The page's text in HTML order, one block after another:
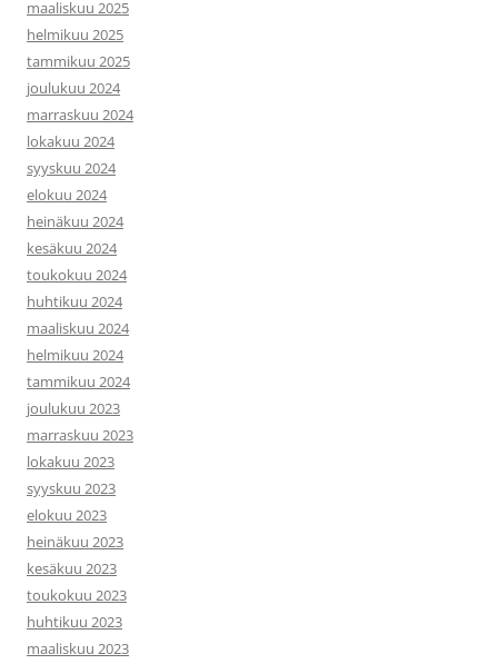
maaliskuu 2025
helmikuu 2025
tammikuu 2025
joulukuu 2024
marraskuu 2024
lokakuu 2024
syyskuu 2024
elokuu 2024
heinäkuu 2024
kesäkuu 2024
toukokuu 2024
huhtikuu 2024
maaliskuu 2024
helmikuu 2024
tammikuu 2024
joulukuu 2023
marraskuu 2023
lokakuu 2023
syyskuu 2023
elokuu 2023
heinäkuu 2023
kesäkuu 2023
toukokuu 2023
huhtikuu 2023
maaliskuu 2023